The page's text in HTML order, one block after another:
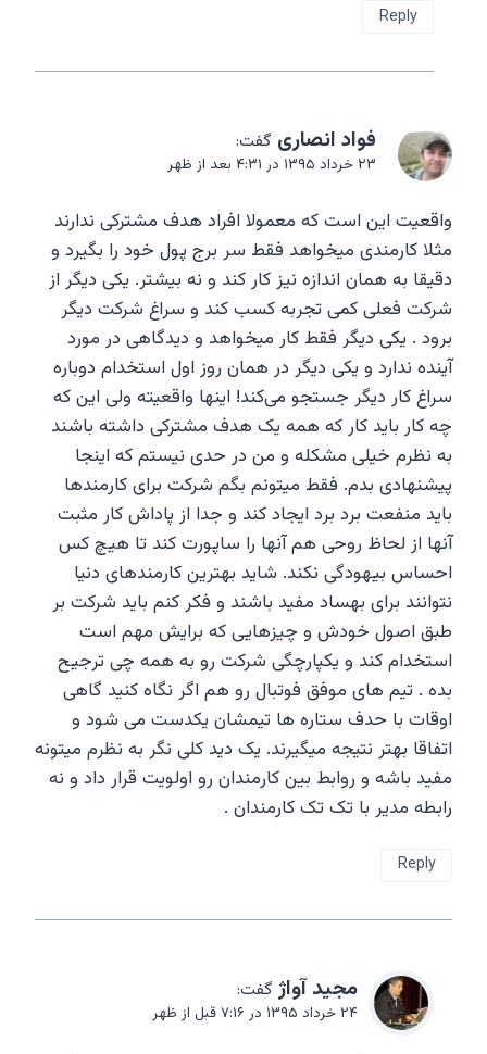
Reply
فواد انصاری گفت:
۲۳ خرداد ۱۳۹۵ در ۴:۳۱ بعد از ظهر
واقعیت این است که معمولا افراد هدف مشترکی ندارند
مثلا کارمندی میخواهد فقط سر برج پول خود را بگیرد و
دقیقا به همان اندازه نیز کار کند و نه بیشتر. یکی دیگر از
شرکت فعلی کمی تجربه کسب کند و سراغ شرکت دیگر
برود . یکی دیگر فقط کار میخواهد و دیدگاهی در مورد
آینده ندارد و یکی دیگر در همان روز اول استخدام دوباره
سراغ کار دیگر جستجو می‌کند! اینها واقعیته ولی این که
چه کار باید کار که همه یک هدف مشترکی داشته باشند
به نظرم خیلی مشکله و من در حدی نیستم که اینجا
پیشنهادی بدم. فقط میتونم بگم شرکت برای کارمندها
باید منفعت برد برد ایجاد کند و جدا از پاداش کار مثبت
آنها از لحاظ روحی هم آنها را ساپورت کند تا هیچ کس
احساس بیهودگی نکند. شاید بهترین کارمندهای دنیا
نتوانند برای بهساد مفید باشند و فکر کنم باید شرکت بر
طبق اصول خودش و چیزهایی که برایش مهم است
استخدام کند و یکپارچگی شرکت رو به همه چی ترجیح
بده . تیم های موفق فوتبال رو هم اگر نگاه کنید گاهی
اوقات با حدف ستاره ها تیمشان یکدست می شود و
اتفاقا بهتر نتیجه میگیرند. یک دید کلی نگر به نظرم میتونه
مفید باشه و روابط بین کارمندان رو اولویت قرار داد و نه
رابطه مدیر با تک تک کارمندان .
Reply
مجيد آواژ گفت:
۲۴ خرداد ۱۳۹۵ در ۷:۱۶ قبل از ظهر